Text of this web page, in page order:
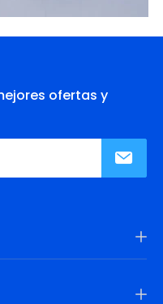
ofertas y